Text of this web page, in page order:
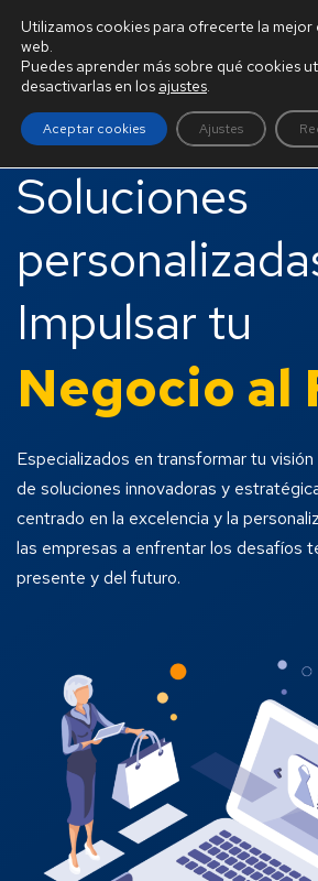
BURGOS ATU
Soluciones
Impulsar tu
Negocio al
Especializados en transformar tu
de soluciones innovadoras y
centrado en la excelencia y la
las empresas a enfrentar los desafíos
presente y del futuro.
Utilizamos cookies para ofrecerte la mejor
web.
Puedes aprender más sobre qué cookies
desactivarlas en los ajustes.
Aceptar cookies Ajustes